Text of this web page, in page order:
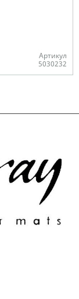
Артикул
5030232